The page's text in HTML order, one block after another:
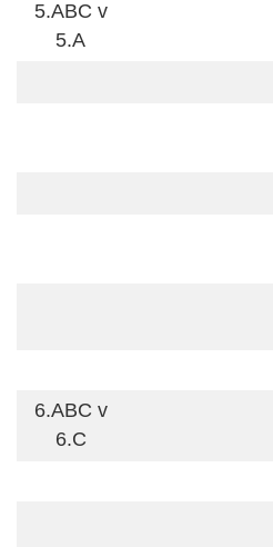
5.ABC v
5.A
6.ABC v
6.C